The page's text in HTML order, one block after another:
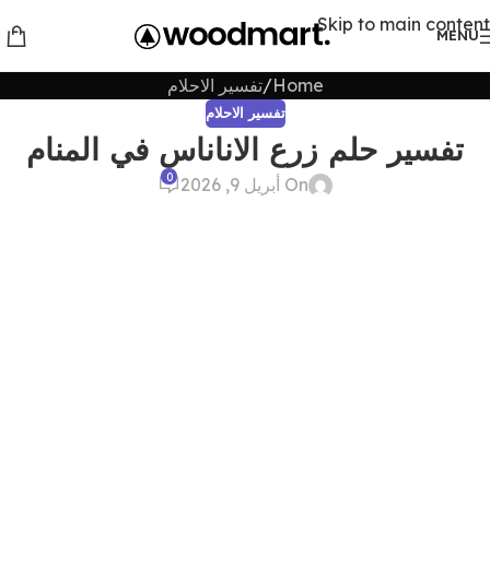
Skip to main content
MENU
Home تفسير الاحلام
تفسير الاحلام
تفسير حلم زرع الاناناس في المنام
On أبريل 9, 2026 0